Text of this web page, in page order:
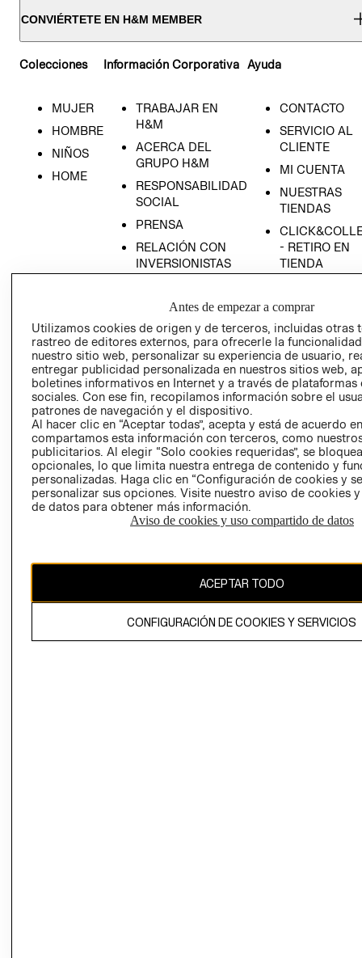
CONVIÉRTETE EN H&M MEMBER
Colecciones
MUJER
HOMBRE
NIÑOS
HOME
Información Corporativa
TRABAJAR EN
H&M
ACERCA DEL
GRUPO H&M
RESPONSABILIDAD
SOCIAL
PRENSA
RELACIÓN CON
INVERSIONISTAS
EMPRESARIAL
Ayuda
CONTACTO
SERVICIO AL
CLIENTE
MI CUENTA
NUESTRAS
TIENDAS
- RETIRO EN
TIENDA
CONDICIONES
AVISO DE
PRIVACIDAD
GIFT CARD
AVISO DE
COOKIES
Chile ($)
El contenido de esta página web está protegido por copyright y es
propiedad de H&M Hennes & Mauritz AB.
Antes de empezar a comprar
Utilizamos cookies de origen y de terceros, incluidas otras
rastreo de editores externos, para ofrecerle la
nuestro sitio web, personalizar su experiencia de usuario,
entregar publicidad personalizada en nuestros sitios web,
boletines informativos en Internet y a través de plataformas
sociales. Con ese fin, recopilamos información sobre el
patrones de navegación y el dispositivo.
Al hacer clic en “Aceptar todas”, acepta y está de acuerdo
compartamos esta información con terceros, como
publicitarios. Al elegir “Solo cookies requeridas”, se
opcionales, lo que limita nuestra entrega de contenido y
personalizadas. Haga clic en “Configuración de cookies y
personalizar sus opciones. Visite nuestro aviso de cookies
de datos para obtener más información.
Aviso de cookies y uso compartido de datos
ACEPTAR TODO
CONFIGURACIÓN DE COOKIES Y SERVICIOS